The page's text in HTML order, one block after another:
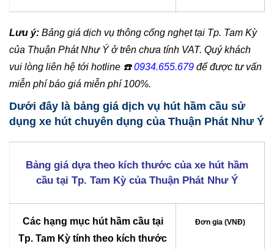
Lưu ý: Bảng giá dịch vụ thông cống nghẹt tại Tp. Tam Kỳ
của Thuận Phát Như Ý ở trên chưa tính VAT. Quý khách
vui lòng liên hệ tới hotline ☎️0934.655.679 để được tư vấn
miễn phí báo giá miễn phí 100%.
Dưới đây là bảng giá dịch vụ hút hầm cầu sử
dụng xe hút chuyên dụng của Thuận Phát Như Ý
Bảng giá dựa theo kích thước của xe hút hầm
cầu tại Tp. Tam Kỳ của Thuận Phát Như Ý
Các hạng mục hút hầm cầu tại
Tp. Tam Kỳ tính theo kích thước
Đơn gia (VNĐ)